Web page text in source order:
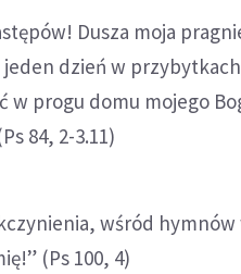
Dusza moja
dzień w
w progu domu mojego
84, 2-3.11)
wśród hymnów
(Ps 100, 4)